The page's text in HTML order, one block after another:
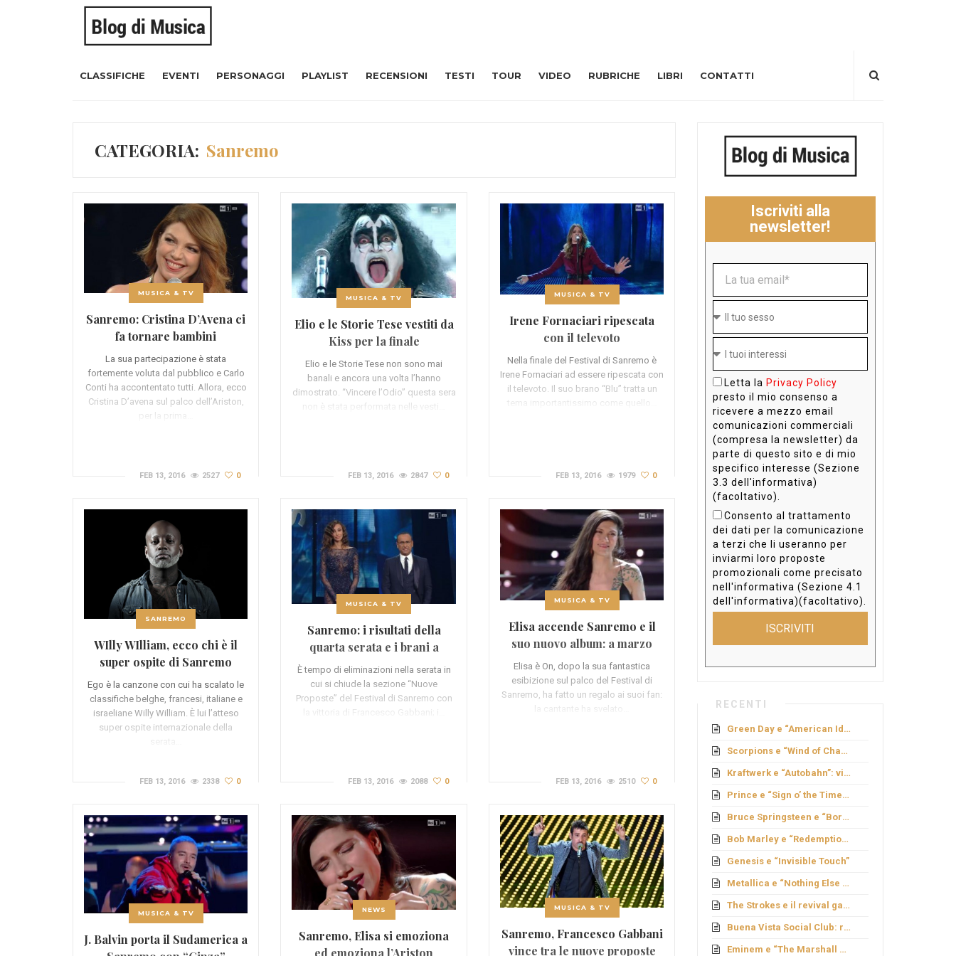
CLASSIFICHE EVENTI PERSONAGGI PLAYLIST RECENSIONI TESTI TOUR VIDEO RUBRICHE LIBRI CONTATTI
CATEGORIA: Sanremo
MUSICA & TV
Sanremo: Cristina D’Avena ci
fa tornare bambini
La sua partecipazione è stata
fortemente voluta dal pubblico e Carlo
Conti ha accontentato tutti. Allora, ecco
Cristina D’avena sul palco dell’Ariston,
FEB 13, 2016 2527 0
MUSICA & TV
Elio e le Storie Tese vestiti da
Kiss per la finale
Elio e le Storie Tese non sono mai
banali e ancora una volta l’hanno
dimostrato. “Vincere l’Odio” questa sera
non è stata performata nelle vesti…
FEB 13, 2016 2847 0
MUSICA & TV
Irene Fornaciari ripescata
con il televoto
Nella finale del Festival di Sanremo è
Irene Fornaciari ad essere ripescata con
il televoto. Il suo brano “Blu” tratta un
tema importantissimo come quello…
FEB 13, 2016 1979 0
SANREMO
WIlly WIlliam, ecco chi è il
super ospite di Sanremo
Ego è la canzone con cui ha scalato le
classifiche belghe, francesi, italiane e
israeliane Willy William. È lui l’atteso
super ospite internazionale della
serata…
FEB 13, 2016 2338 0
MUSICA & TV
Sanremo: i risultati della
quarta serata e i brani a
rischio eliminazione
È tempo di eliminazioni nella serata in
cui si chiude la sezione “Nuove
Proposte” del Festival di Sanremo con
la vittoria di Francesco Gabbani; i…
FEB 13, 2016 2088 0
MUSICA & TV
Elisa accende Sanremo e il
suo nuovo album: a marzo
arriva “On”
Elisa è On, dopo la sua fantastica
esibizione sul palco del Festival di
Sanremo, ha fatto un regalo ai suoi fan:
la cantante ha svelato…
FEB 13, 2016 2510 0
MUSICA & TV
J. Balvin porta il Sudamerica a
NEWS
Sanremo, Elisa si emoziona
ed emoziona l’Ariston
MUSICA & TV
Sanremo, Francesco Gabbani
vince tra le nuove proposte
Iscriviti alla
newsletter!
Letta la Privacy Policy
presto il mio consenso a
ricevere a mezzo email
comunicazioni commerciali
(compresa la newsletter) da
parte di questo sito e di mio
specifico interesse (Sezione
3.3 dell'informativa)
(facoltativo).
Consento al trattamento
dei dati per la comunicazione
a terzi che li useranno per
inviarmi loro proposte
promozionali come precisato
nell'informativa (Sezione 4.1
dell'informativa)(facoltativo).
ISCRIVITI
RECENTI
Green Day e “American Idiot”: rock politico
Scorpions e “Wind of Change”: caduta del Muro
Kraftwerk e “Autobahn”: viaggio elettronico
Prince e “Sign o’ the Times”: genio e provocazione
Bruce Springsteen e “Born to Run”: sogno americano
Bob Marley e “Redemption Song”
Genesis e “Invisible Touch”
Metallica e “Nothing Else Matters”: ballata metal
The Strokes e il revival garage
Buena Vista Social Club: rinascita cubana
Eminem e “The Marshall Mathers LP”